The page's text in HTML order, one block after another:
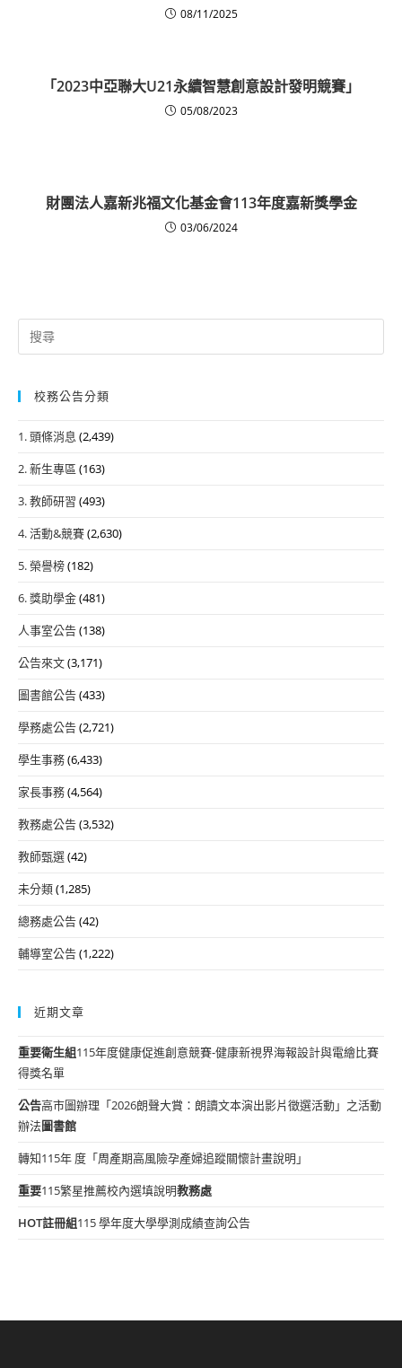
08/11/2025
「2023中亞聯大U21永續智慧創意設計發明競賽」
05/08/2023
財團法人嘉新兆福文化基金會113年度嘉新獎學金
03/06/2024
Search
for:
校務公告分類
1. 頭條消息 (2,439)
2. 新生專區 (163)
3. 教師研習 (493)
4. 活動&競賽(2,630)
5. 榮譽榜(182)
6. 獎助學金(481)
人事室公告(138)
公告來文(3,171)
圖書館公告(433)
學務處公告(2,721)
學生事務(6,433)
家長事務(4,564)
教務處公告(3,532)
教師甄選(42)
未分類(1,285)
總務處公告(42)
輔導室公告(1,222)
近期文章
重要衛生組115年度健康促進創意競賽-健康新視界海報設計與電繪比賽
得獎名單
公告高市圖辦理「2026朗聲大賞：朗讀文本演出影片徵選活動」之活動
辦法圖書館
轉知115年 度「周產期高風險孕產婦追蹤關懷計畫說明」
重要115繁星推薦校內選填說明教務處
HOT註冊組115 學年度大學學測成績查詢公告